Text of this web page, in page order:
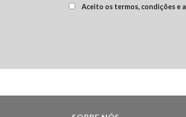
Aceito os termos, condições e a